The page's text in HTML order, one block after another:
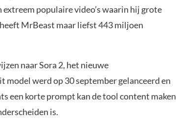
populaire video’s waarin hij grote
MrBeast maar liefst 443 miljoen
naar Sora 2, het nieuwe
werd op 30 september gelanceerd en
een korte prompt kan de tool content maken
is.